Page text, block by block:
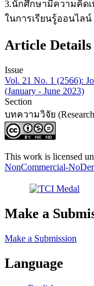
3.นักศึกษามีความคิดเ
ในการเรียนรู้ออนไล
Article Details
Issue
Vol. 21 No. 1 (2566):
(January - June 2023)
Section
บทความวิจัย
This work is licensed
NonCommercial-
Make a
Make a Submission
Language